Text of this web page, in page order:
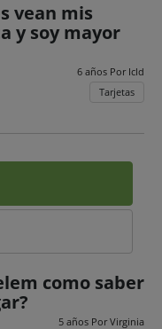
vean mis
y soy mayor
6 años Por Icld
Tarjetas
como saber
5 años PorVirginia